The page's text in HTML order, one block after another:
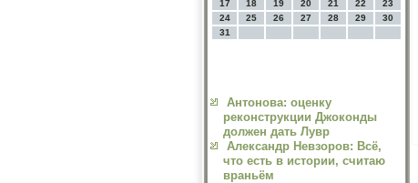
17
18 19 20 21 22
23
24
25 26 27 28 29
30
31
Антонова: оценку
реконструкции Джоконды
должен дать Лувр
Александр Невзоров: Всё,
что есть в истории, считаю
враньём